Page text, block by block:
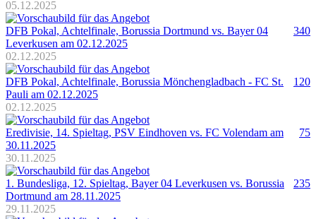
05.12.2025
DFB Pokal, Achtelfinale, Borussia Dortmund vs. Bayer 04
Leverkusen am 02.12.2025
02.12.2025
340
DFB Pokal, Achtelfinale, Borussia Mönchengladbach - FC St.
Pauli am 02.12.2025
02.12.2025
120
Eredivisie, 14. Spieltag, PSV Eindhoven vs. FC Volendam am
30.11.2025
30.11.2025
75
1. Bundesliga, 12. Spieltag, Bayer 04 Leverkusen vs. Borussia
Dortmund am 28.11.2025
29.11.2025
235